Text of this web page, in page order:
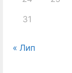
31
« Лип